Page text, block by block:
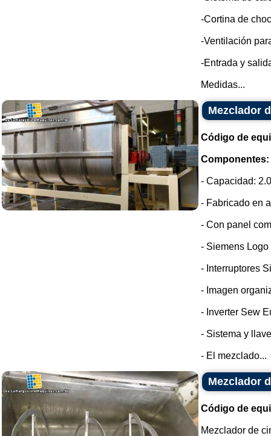
-Cortina de
-Ventilación
-Entrada y
Medidas...
Mezclador
Código de
Componentes:
- Capacidad:
- Fabricado en
- Con panel
- Siemens Logo
- Interruptores
- Imagen
- Inverter Sew
- Sistema y
- El mezclado...
Mezclador
Código de
Mezclador de